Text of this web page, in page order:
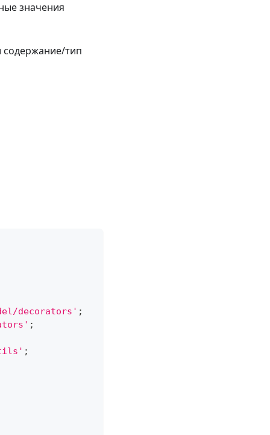
значения
содержание/тип
decorators' ;
;
;